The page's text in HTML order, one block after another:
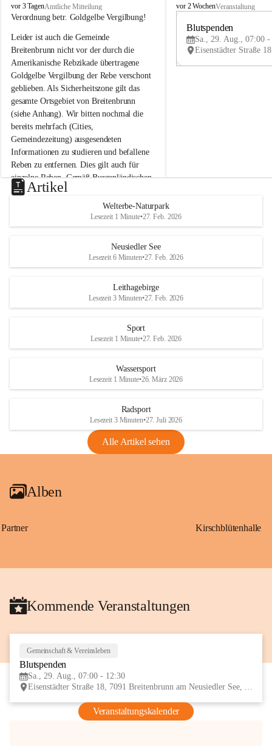
B
r
i
t
e
n
b
r
u
n
n
a
m
N
e
u
s
d
S
vor 3 TagenAmtliche Mitteilung
Verordnung betr. Goldgelbe Vergilbung!
Leider ist auch die Gemeinde
Breitenbrunn nicht vor der durch die
Amerikanische Rebzikade übertragene
Goldgelbe Vergilbung der Rebe verschont
geblieben. Als Sicherheitszone gilt das
gesamte Ortsgebiet von Breitenbrunn
(siehe Anhang). Wir bitten nochmal die
bereits mehrfach (Cities,
Gemeindezeitung) ausgesendeten
Informationen zu studieren und befallene
Reben zu entfernen. Dies gilt auch für
einzelne Reben. Gemäß Burgenländischen
Weinbaugesetz sind nicht gepflegte oder
unzulässige Weingärten zu roden! Bitte
helfen wir zusammen um unsere Winzer
vor den prognostizierten Ernteausfällen
und den daraus folgenden wirtschaftlichen
Maßnahmen zur Bekämpfung
Rebe und der Amerikanischen
Anhang VBl. EU Nr. 18
1 Seite•1,4 MB
VBl. EU Nr. 18_2026
B
e
u
e
d
r
S
vor 2 WochenVeranstaltung
Blutspenden
Sa., 29. Aug., 07:00 -
Artikel
Welterbe-Naturpark
Lesezeit 1 Minute•27. Feb. 2026
Neusiedler See
Lesezeit 6 Minuten•27. Feb. 2026
Leithagebirge
Lesezeit 3 Minuten•27. Feb. 2026
Sport
Lesezeit 1 Minute•27. Feb. 2026
Wassersport
Lesezeit 1 Minute•26. März 2026
Radsport
Lesezeit 3 Minuten•27. Juli 2026
Alle Artikel sehen
Alben
Partner Kirschblütenhalle
Kommende Veranstaltungen
Gemeinschaft & Vereinsleben
Blutspenden
Sa., 29. Aug., 07:00 - 12:30
Eisenstädter Straße 18, 7091 Breitenbrunn am Neusiedler See, AUT
Veranstaltungskalender